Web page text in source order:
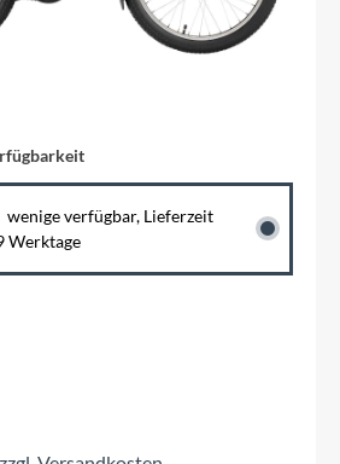
wenige verfügbar, Lieferzeit
Werktage